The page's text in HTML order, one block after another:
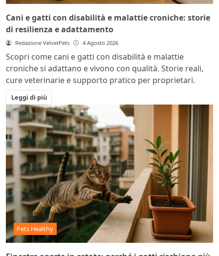
Cani e gatti con disabilità e malattie croniche: storie
di resilienza e adattamento
Redazione VelvetPets 4 Agosto 2026
Scopri come cani e gatti con disabilità e malattie
croniche si adattano e vivono con qualità. Storie reali,
cure veterinarie e supporto pratico per proprietari.
Leggi di più
Pets Healthy